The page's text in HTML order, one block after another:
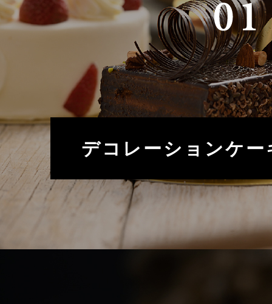
デコレーションケー